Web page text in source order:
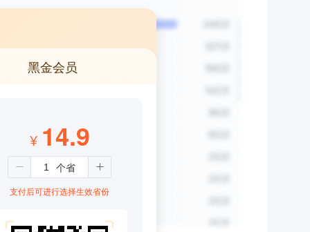
黑金会员
¥ 14.9
支付后可进行选择生效省份